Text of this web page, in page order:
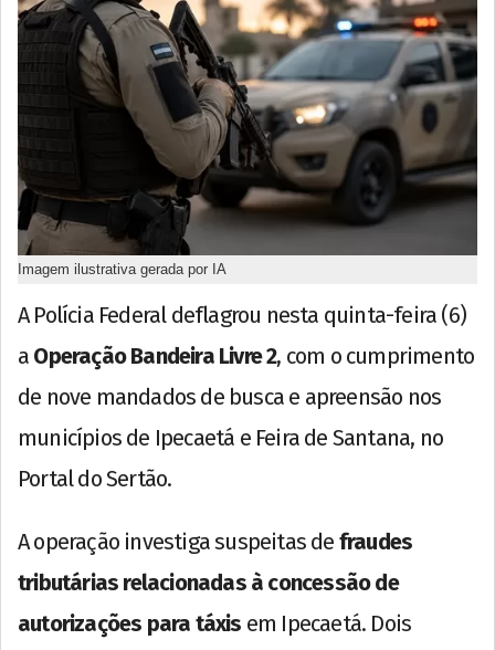
Imagem ilustrativa gerada por IA
A Polícia Federal deflagrou nesta quinta-feira (6)
a Operação Bandeira Livre 2, com o cumprimento
de nove mandados de busca e apreensão nos
municípios de Ipecaetá e Feira de Santana, no
Portal do Sertão.
A operação investiga suspeitas de fraudes
tributárias relacionadas à concessão de
autorizações para táxis em Ipecaetá. Dois